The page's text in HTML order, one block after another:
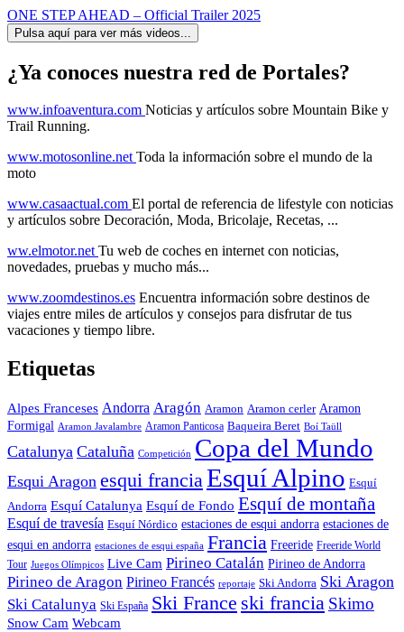
ONE STEP AHEAD – Official Trailer 2025
Pulsa aquí para ver más videos...
¿Ya conoces nuestra red de Portales?
www.infoaventura.com Noticias y artículos sobre Mountain Bike y
Trail Running.
www.motosonline.netToda la información sobre el mundo de la
moto
www.casaactual.com El portal de referencia de lifestyle con noticias
y artículos sobre Decoración, Moda, Bricolaje, Recetas, ...
ww.elmotor.netTu web de coches en internet con noticias,
novedades, pruebas y mucho más...
www.zoomdestinos.es Encuentra información sobre destinos de
viajes entre miles de artículos y consejos para disfrutar de tus
vacaciones y tiempo libre.
Etiquetas
Alpes Franceses Andorra Aragón Aramon Aramon cerler Aramon
Formigal Aramon Javalambre Aramon Panticosa Baqueira Beret Boí Taüll
Catalunya Cataluña Competición Copa del Mundo
Esqui Aragon esqui franciaEsquí Alpino Esquí
Andorra Esquí Catalunya Esquí de Fondo Esquí de montaña
Esquí de travesía Esquí Nórdico estaciones de esqui andorra estaciones de
esqui en andorra estaciones de esqui españa Francia Freeride Freeride World
Tour Juegos Olímpicos Live Cam Pirineo Catalán Pirineo de Andorra
Pirineo de Aragon Pirineo Francés reportaje Ski Andorra Ski Aragon
Ski Catalunya Ski España Ski France ski francia Skimo
Snow Cam Webcam